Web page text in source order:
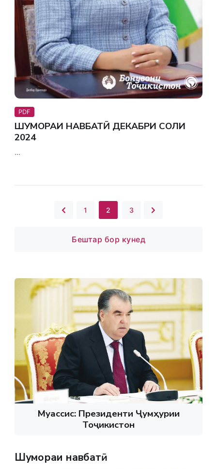
PDF
ШУМОРАИ НАВБАТӢ ДЕКАБРИ СОЛИ
2024
...
1 2 3
Бештар бор кунед
Муассис: Президенти Ҷумҳурии
Тоҷикистон
Шумораи навбатӣ